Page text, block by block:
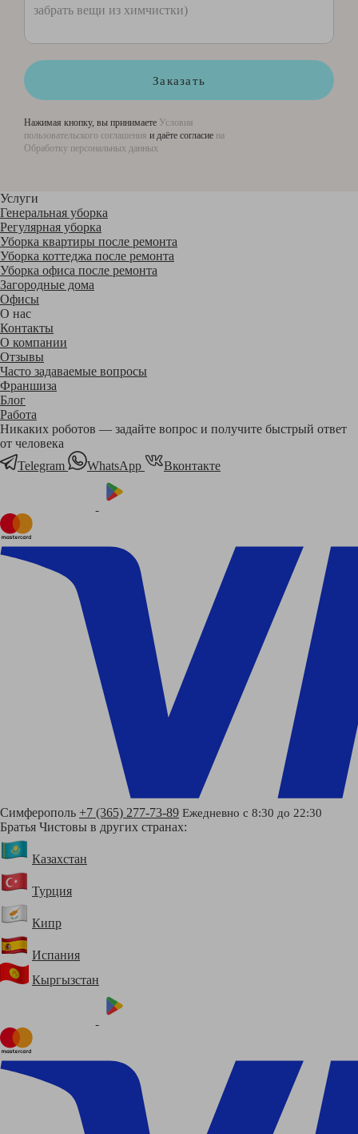
Заказать
Нажимая кнопку, вы принимаете Условия
пользовательского соглашения и даёте согласие на
Обработку персональных данных
Услуги
Генеральная уборка
Регулярная уборка
Уборка квартиры после ремонта
Уборка коттеджа после ремонта
Уборка офиса после ремонта
Загородные дома
Офисы
О нас
Контакты
О компании
Отзывы
Часто задаваемые вопросы
Франшиза
Блог
Работа
Никаких роботов — задайте вопрос и получите быстрый ответ
от человека
Telegram
WhatsApp Вконтакте
Симферополь +7 (365) 277-73-89 Ежедневно с 8:30 до 22:30
Братья Чистовы в других странах:
Казахстан
Турция
Кипр
Испания
Кыргызстан